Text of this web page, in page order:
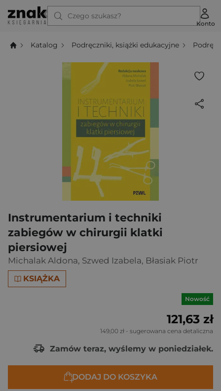
Czego szukasz?
Konto
Katalog Podręczniki, książki edukacyjne
Instrumentarium i techniki
zabiegów w chirurgii klatki
piersiowej
Michalak Aldona, Szwed Izabela, Błasiak Piotr
KSIĄŻKA
Nowość
121,63 zł
149,00 zł - sugerowana cena detaliczna
Zamów teraz, wyślemy w poniedziałek.
DODAJ DO KOSZYKA